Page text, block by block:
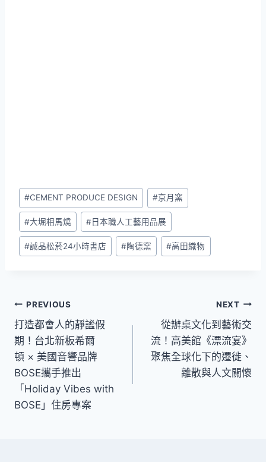
Post
Tags:
#CEMENT PRODUCE DESIGN #京月窯
#大堀相馬燒 #日本職人工藝用品展
#誠品松菸24小時書店 #陶德窯 #高田織物
文
章
導
覽
PREVIOUS
打造都會人的靜謐假
期！台北新板希爾
頓 × 美國音響品牌
BOSE攜手推出
「Holiday Vibes with
BOSE」住房專案
NEXT
從辦桌文化到藝術交
流！高美館《漂流宴》
聚焦全球化下的遷徙、
離散與人文關懷